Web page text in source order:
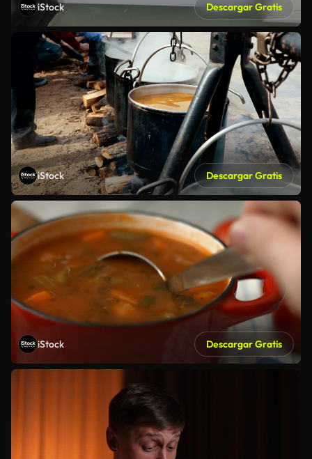
iStock Descargar Gratis
iStock Descargar Gratis
iStock Descargar Gratis